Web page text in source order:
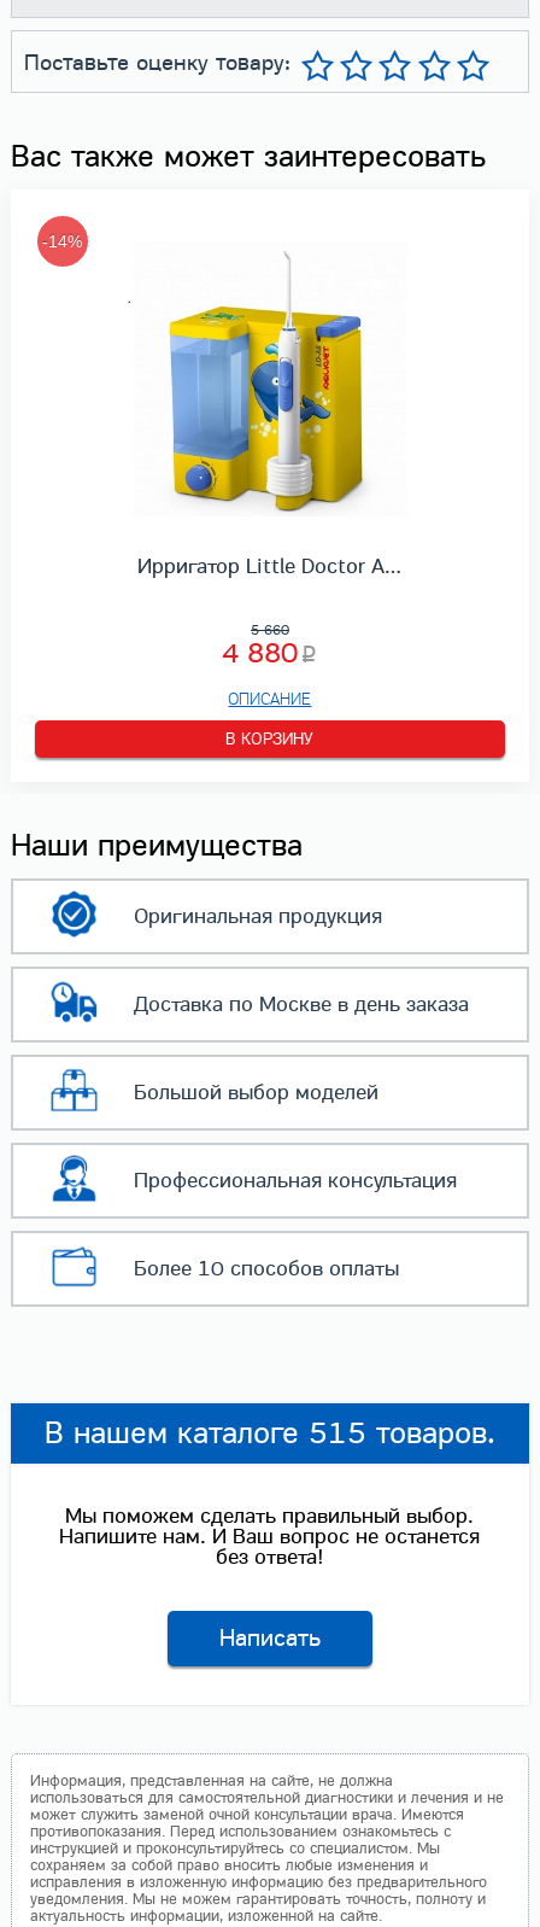
Поставьте оценку товару:
Вас также может заинтересовать
-14%
Ирригатор Little Doctor A…
5 660
4 880
ОПИСАНИЕ
В КОРЗИНУ
Наши преимущества
Оригинальнаяпродукция
Доставка по Москвев день заказа
Большой выбор моделей
Профессиональнаяконсультация
Более 10 способовоплаты
В нашем каталоге 515 товаров.
Мы поможем сделать правильный выбор.
Напишите нам. И Ваш вопрос не останется
без ответа!
Написать
Информация, представленная на сайте, не должна
использоваться для самостоятельной диагностики и лечения и не
может служить заменой очной консультации врача. Имеются
противопоказания. Перед использованием ознакомьтесь с
инструкцией и проконсультируйтесь со специалистом. Мы
сохраняем за собой право вносить любые изменения и
исправления в изложенную информацию без предварительного
уведомления. Мы не можем гарантировать точность, полноту и
актуальность информации, изложенной на сайте.